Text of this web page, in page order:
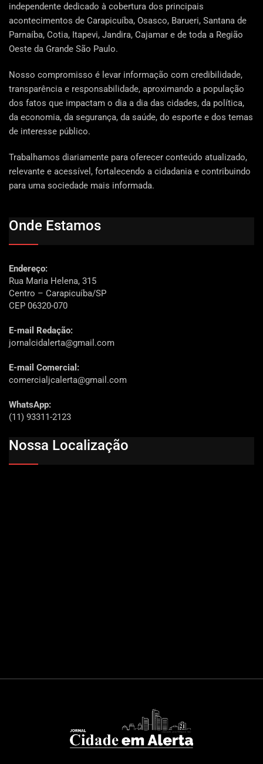
independente dedicado à cobertura dos principais
acontecimentos de Carapicuíba, Osasco, Barueri, Santana de
Parnaíba, Cotia, Itapevi, Jandira, Cajamar e de toda a Região
Oeste da Grande São Paulo.
Nosso compromisso é levar informação com credibilidade,
transparência e responsabilidade, aproximando a população
dos fatos que impactam o dia a dia das cidades, da política,
da economia, da segurança, da saúde, do esporte e dos temas
de interesse público.
Trabalhamos diariamente para oferecer conteúdo atualizado,
relevante e acessível, fortalecendo a cidadania e contribuindo
para uma sociedade mais informada.
Onde Estamos
Endereço:
Rua Maria Helena, 315
Centro – Carapicuíba/SP
CEP 06320-070
E-mail Redação:
jornalcidalerta@gmail.com
E-mail Comercial:
comercialjcalerta@gmail.com
WhatsApp:
(11) 93311-2123
Nossa Localização